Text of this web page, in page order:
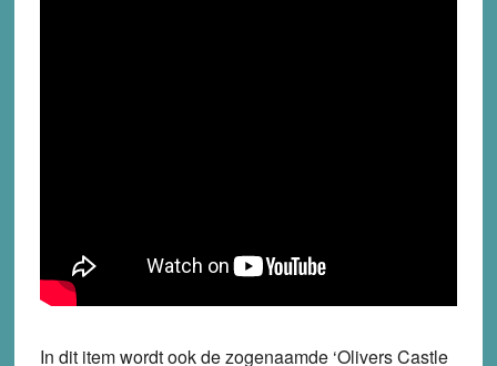
In dit item wordt ook de zogenaamde ‘Olivers Castle